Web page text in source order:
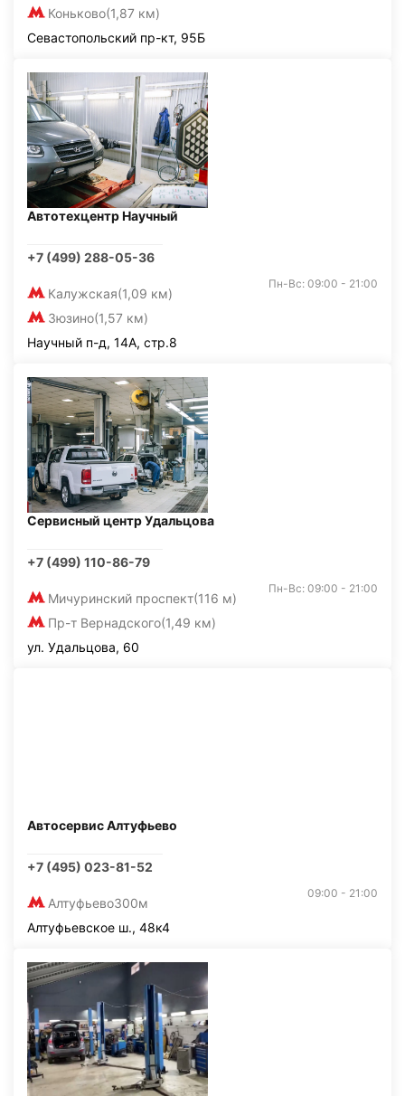
Коньково(1,87 км)
Севастопольский пр-кт, 95Б
Автотехцентр Научный
+7 (499) 288-05-36
Калужская(1,09 км)
Зюзино(1,57 км)
Пн-Вс: 09:00 - 21:00
Научный п-д, 14А, стр.8
Сервисный центр Удальцова
+7 (499) 110-86-79
Мичуринский проспект(116 м)
Пр-т Вернадского(1,49 км)
Пн-Вс: 09:00 - 21:00
ул. Удальцова, 60
Автосервис Алтуфьево
+7 (495) 023-81-52
Алтуфьево300м
09:00 - 21:00
Алтуфьевское ш., 48к4